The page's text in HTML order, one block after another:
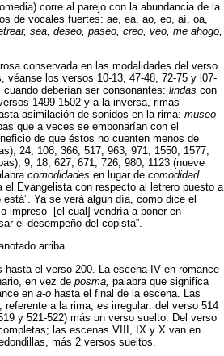
corre al parejo con la abundancia de la
de vocales fuertes: ae, ea, ao, eo, aí, oa,
sea, deseo, paseo, creo, veo, me ahogo,
conservada en las modalidades del verso
los versos 10-13, 47-48, 72-75 y l07-
deberían ser consonantes: lindas con
1499-1502 y a la inversa, rimas
asimilación de sonidos en la rima: museo
que a veces se embonarían con el
de que éstos no cuenten menos de
24, 108, 366, 517, 963, 971, 1550, 1577,
9, 18, 627, 671, 726, 980, 1123 (nueve
comodidades en lugar de comodidad
el Evangelista con respecto al letrero puesto a
Ya se verá algún día, como dice el
impreso- [el cual] vendría a poner en
el desempeño del copista”.
arriba.
el verso 200. La escena IV en romance
en vez de posma, palabra que significa
en a-o hasta el final de la escena. Las
a la rima, es irregular: del verso 514
y 521-522) más un verso suelto. Del verso
las escenas VIII, IX y X van en
más 2 versos sueltos.